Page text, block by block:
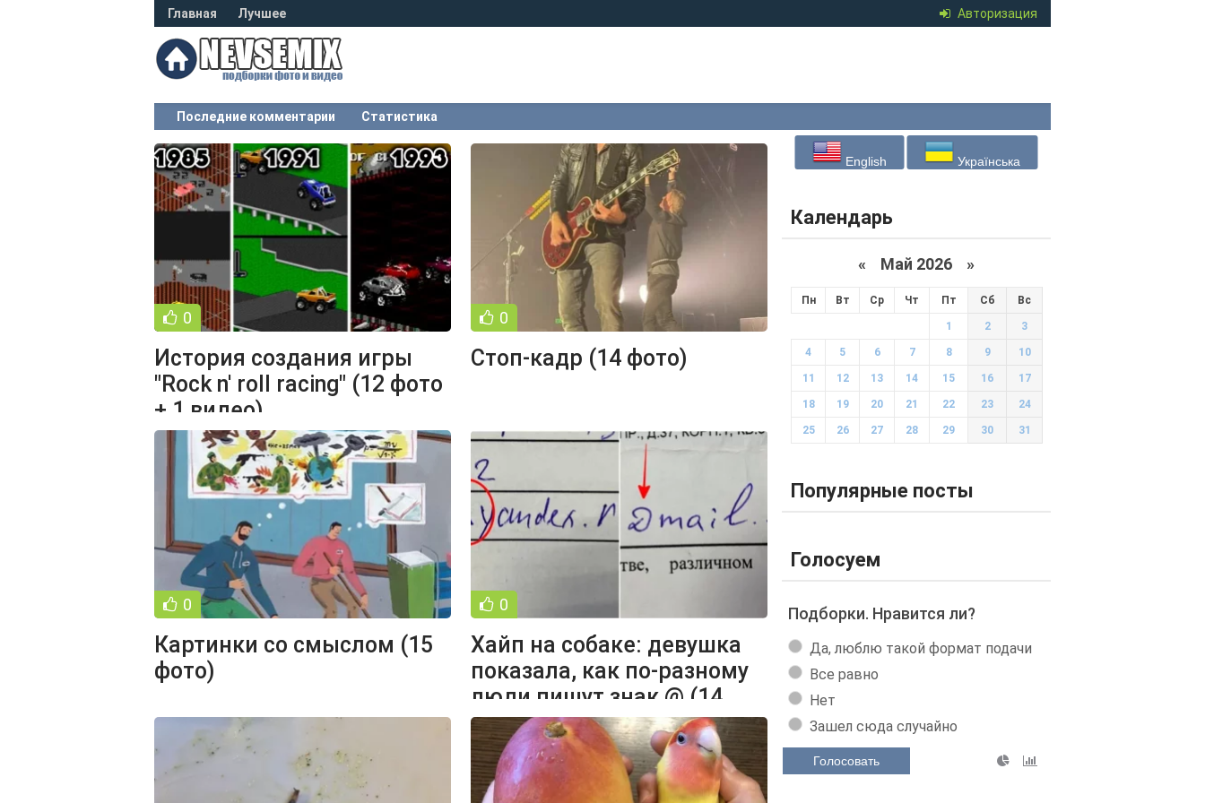
Авторизация
Главная Лучшее
Последние комментарии Статистика
0
История создания игры
"Rock n' roll racing" (12 фото
+ 1 видео)
0
Стоп-кадр (14 фото)
0
Картинки со смыслом (15
фото)
0
Хайп на собаке: девушка
показала, как по-разному
люди пишут знак @ (14
фото)
English Українська
Календарь
« Май 2026 »
Пн Вт Ср Чт Пт Сб Вс
1 2 3
4 5 6 7 8 9 10
11 12 13 14 15 16 17
18 19 20 21 22 23 24
25 26 27 28 29 30 31
Популярные посты
Голосуем
Подборки. Нравится ли?
Да, люблю такой формат подачи
Все равно
Нет
Зашел сюда случайно
Голосовать